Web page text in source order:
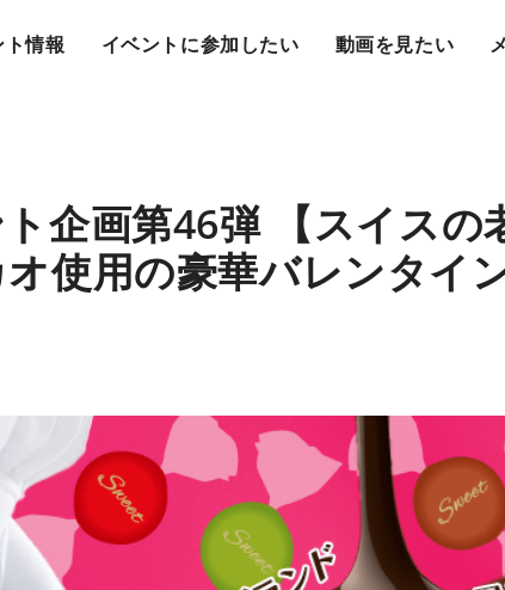
情報 イベントに参加したい 動画を見たい
企画第46弾 【スイスの
使用の豪華バレンタイ